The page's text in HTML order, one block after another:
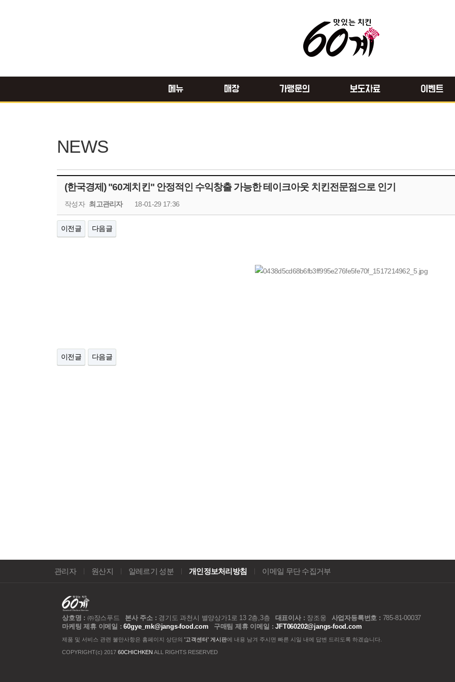
메뉴 매장 가맹문의 보도자료 이벤트
NEWS
(한국경제) "60계치킨" 안정적인 수익창출 가능한 테이크아웃 치킨전문점으로 인기
작성자 최고관리자 18-01-29 17:36
이전글 다음글
이전글 다음글
관리자 원산지 알레르기 성분 개인정보처리방침 이메일 무단 수집거부
상호명 : ㈜장스푸드 본사 주소 : 경기도 과천시 별양상가1로 13 2층,3층 대표이사 : 장조웅 사업자등록번호 : 785-81-00037
마케팅 제휴 이메일 :60gye_mk@jangs-food.com 구매팀 제휴 이메일 :JFT060202@jangs-food.com
제품 및 서비스 관련 불만사항은 홈페이지 상단의 '고객센터' 게시판에 내용 남겨 주시면 빠른 시일 내에 답변 드리도록 하겠습니다.
COPYRIGHT(c) 2017 60CHICHKEN ALL RIGHTS RESERVED